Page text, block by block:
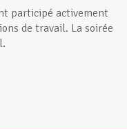
participé activement
de travail. La soirée